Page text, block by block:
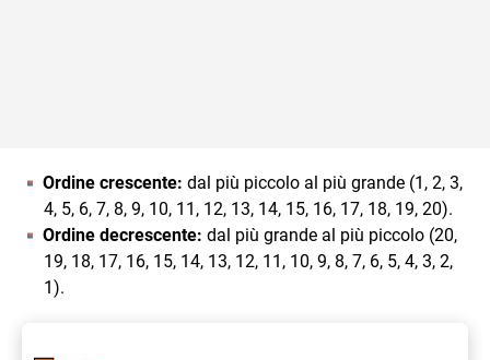
Ordine crescente: dal più piccolo al più grande (1, 2, 3,
4, 5, 6, 7, 8, 9, 10, 11, 12, 13, 14, 15, 16, 17, 18, 19, 20).
Ordine decrescente: dal più grande al più piccolo (20,
19, 18, 17, 16, 15, 14, 13, 12, 11, 10, 9, 8, 7, 6, 5, 4, 3, 2,
1).